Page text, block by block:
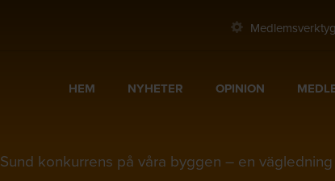
Medlemsverktyg
HEM NYHETER OPINION
Sund konkurrens på våra byggen – en